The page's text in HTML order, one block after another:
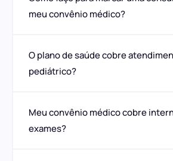
meu convênio médico?
O plano de saúde cobre
pediátrico?
Meu convênio médico cobre
exames?